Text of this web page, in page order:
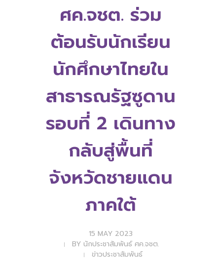
ศค.จชต. ร่วม
ต้อนรับนักเรียน
นักศึกษาไทยใน
สาธารณรัฐซูดาน
รอบที่ 2 เดินทาง
กลับสู่พื้นที่
จังหวัดชายแดน
ภาคใต้
15 MAY 2023
BY นักประชาสัมพันธ์ ศค.จชต.
ข่าวประชาสัมพันธ์